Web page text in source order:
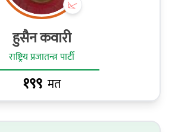
हुसैन कवारी
राष्ट्रिय प्रजातन्त्र पार्टी
१९९ मत